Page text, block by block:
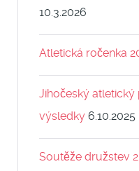
10.3.2026
Atletická ročenka
Jihočeský
výsledky 6.10.2025
Soutěže družstev